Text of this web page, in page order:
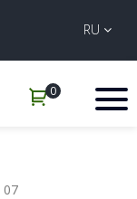
RU
0
07